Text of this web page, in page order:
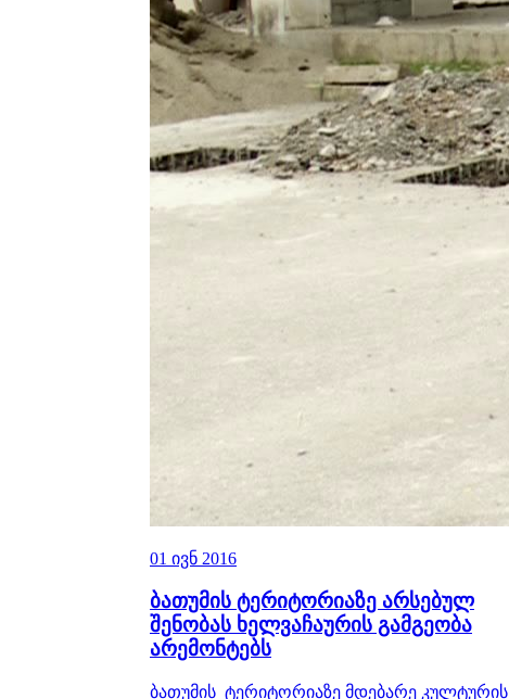
01 ივნ 2016
ბათუმის ტერიტორიაზე არსებულ
შენობას ხელვაჩაურის გამგეობა
არემონტებს
ბათუმის ტერიტორიაზე მდებარე კულტურის